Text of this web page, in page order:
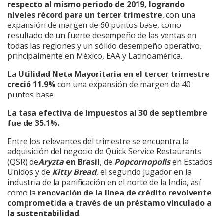
respecto al mismo periodo de 2019, logrando
niveles récord para un tercer trimestre, con una
expansión de margen de 60 puntos base, como
resultado de un fuerte desempeño de las ventas en
todas las regiones y un sólido desempeño operativo,
principalmente en México, EAA y Latinoamérica.
La Utilidad Neta Mayoritaria en el tercer trimestre
creció 11.9%con una expansión de margen de 40
puntos base.
La tasa efectiva de impuestos al 30 de septiembre
fue de 35.1%.
Entre los relevantes del trimestre se encuentra la
adquisición del negocio de Quick Service Restaurants
(QSR) deAryzta en Brasil, de Popcornopolisen Estados
Unidos y de Kitty Bread, el segundo jugador en la
industria de la panificación en el norte de la India, así
como la renovación de la línea de crédito revolvente
comprometida a través de un préstamo vinculado a
la sustentabilidad.